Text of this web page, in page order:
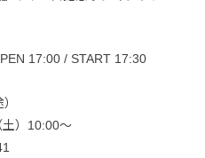
17:00 / START 17:30
）10:00～